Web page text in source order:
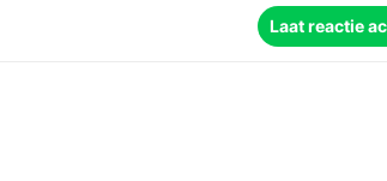
Laat reactie